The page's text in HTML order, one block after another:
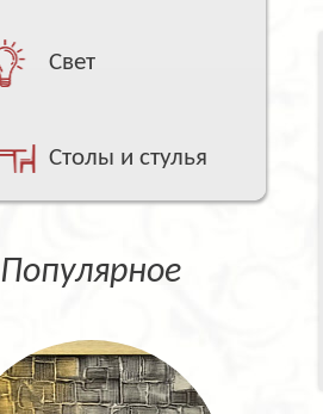
Свет
Столы и стулья
Популярное